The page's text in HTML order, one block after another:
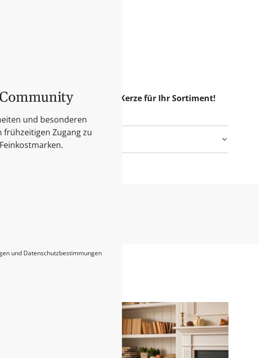
French Toast Daylight Kerze für Ihr Sortiment!
Blogs
und besonderen
frühzeitigen Zugang zu
und Datenschutzbestimmungen